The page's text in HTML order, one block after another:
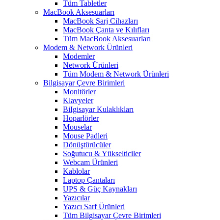
Tüm Tabletler
MacBook Aksesuarları
MacBook Şarj Cihazları
MacBook Çanta ve Kılıfları
Tüm MacBook Aksesuarları
Modem & Network Ürünleri
Modemler
Network Ürünleri
Tüm Modem & Network Ürünleri
Bilgisayar Çevre Birimleri
Monitörler
Klavyeler
BiIgisayar Kulaklıkları
Hoparlörler
Mouselar
Mouse Padleri
Dönüştürücüler
Soğutucu & Yükselticiler
Webcam Ürünleri
Kablolar
Laptop Çantaları
UPS & Güç Kaynakları
Yazıcılar
Yazıcı Sarf Ürünleri
Tüm Bilgisayar Çevre Birimleri